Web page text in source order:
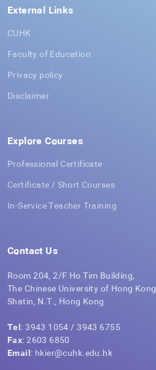
External Links
CUHK
Faculty of Education
Privacy policy
Disclaimer
Explore Courses
Professional Certificate
Certificate / Short Courses
In-Service Teacher Training
Contact Us
Room 204, 2/F Ho Tim Building,
The Chinese University of Hong Kong,
Shatin, N.T., Hong Kong
Tel : 3943 1054 / 3943 6755
Fax: 2603 6850
Email : hkier@cuhk.edu.hk